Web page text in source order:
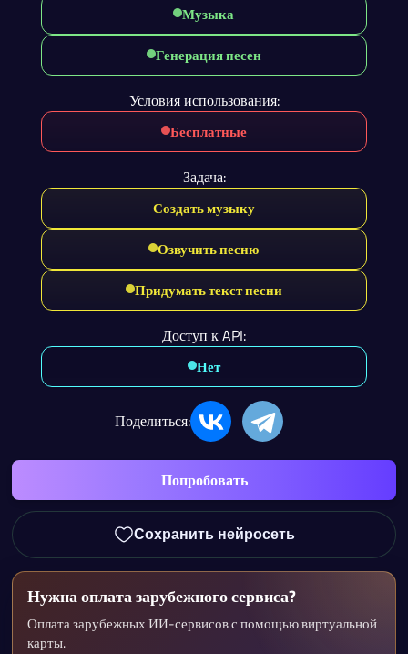
Музыка
Генерация песен
Условия использования:
Бесплатные
Задача:
Создать музыку
Озвучить песню
Придумать текст песни
Доступ к API:
Нет
Поделиться:
Попробовать
Сохранить нейросеть
Нужна оплата зарубежного сервиса?
Оплата зарубежных ИИ-сервисов с помощью виртуальной
карты.